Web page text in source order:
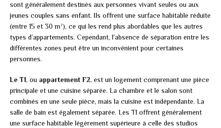
sont généralement destinés aux personnes vivant seules ou aux
jeunes couples sans enfant. Ils offrent une surface habitable réduite
(entre 15 et 30 m²), ce qui les rend plus abordables que les autres
types d’appartements. Cependant, l’absence de séparation entre les
différentes zones peut être un inconvénient pour certaines
personnes.
Le T1, ou appartement F2, est un logement comprenant une pièce
principale et une cuisine séparée. La chambre et le salon sont
combinés en une seule pièce, mais la cuisine est indépendante. La
salle de bain est également séparée. Les T1 offrent généralement
une surface habitable légèrement supérieure à celle des studios